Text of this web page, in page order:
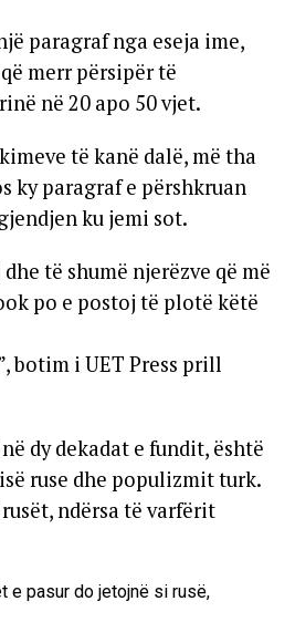
paragraf nga eseja ime,
që merr përsipër të
në 20 apo 50 vjet.
të kanë dalë, më tha
ky paragraf e përshkruan
ku jemi sot.
të shumë njerëzve që më
po e postoj të plotë këtë
botim i UET Press prill
dy dekadat e fundit, është
ruse dhe populizmit turk.
ndërsa të varfërit